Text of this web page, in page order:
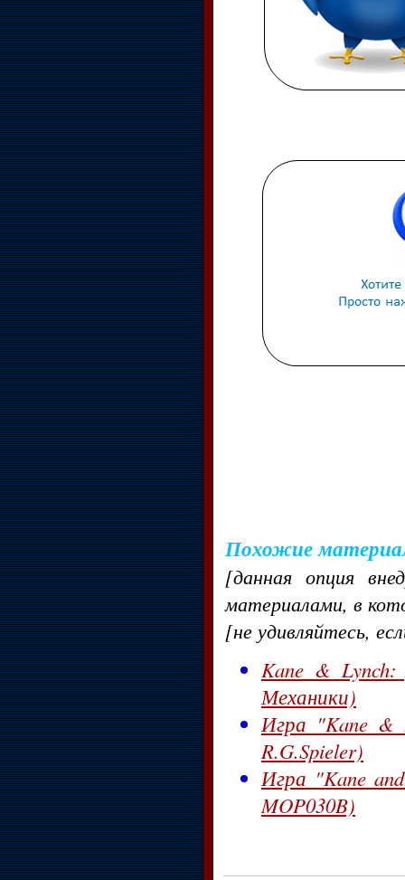
Похожие
[данная опция
материалами, в
[не удивляйтесь,
Kane & Lynch:
Механики)
Игра "Kane &
R.G.Spieler)
Игра "Kane
MOP030B)